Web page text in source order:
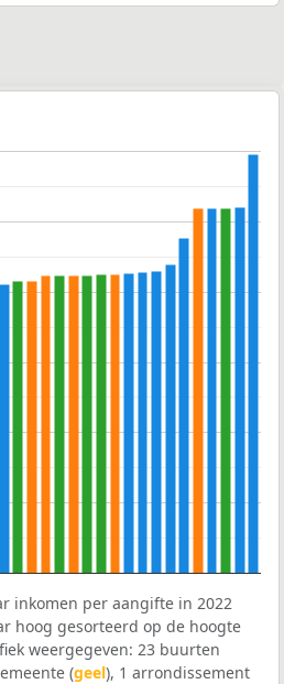
inkomen per aangifte in 2022
hoog gesorteerd op de hoogte
weergegeven: 23 buurten
(geel), 1 arrondissement